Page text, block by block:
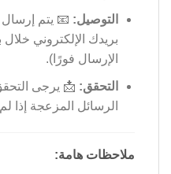
التوصيل: 📧 يتم إرسال
بريدك الإلكتروني
الإرسال فورًا).
التحقق: 📩 يرجى
الرسائل المزعجة إذا
ملاحظات هامة: